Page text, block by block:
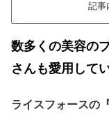
記事
数多くの美容の
さんも愛用して
ライスフォースの